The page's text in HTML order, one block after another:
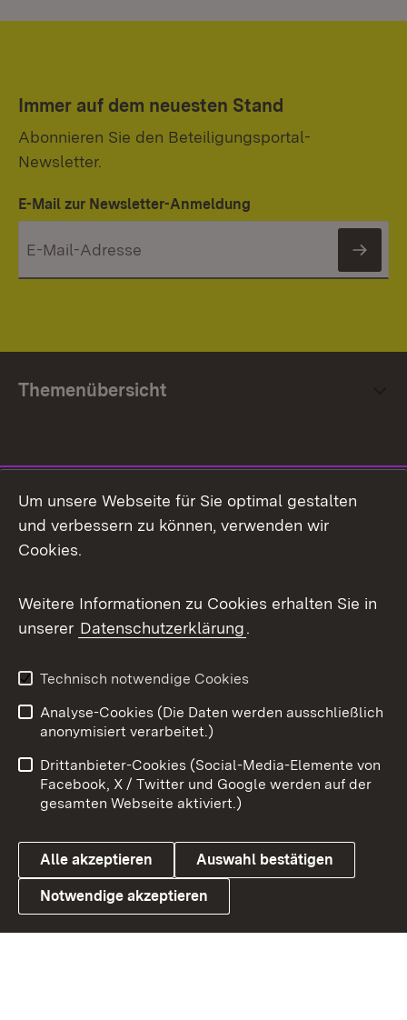
Immer auf dem neuesten Stand
Abonnieren Sie den Beteiligungsportal-
Newsletter.
E-Mail zur Newsletter-Anmeldung
Themenübersicht
Facebook
X / Twitter
Youtube
Link zum Landesportal
Impressum
Kontakt
Barrierefreiheit
Datenschutz
Cookies
Um unsere Webseite für Sie optimal gestalten
und verbessern zu können, verwenden wir
Cookies.
Weitere Informationen zu Cookies erhalten Sie in
unserer Datenschutzerklärung.
Technisch notwendige Cookies
Analyse-Cookies (Die Daten werden ausschließlich
anonymisiert verarbeitet.)
Drittanbieter-Cookies (Social-Media-Elemente von
Facebook, X / Twitter und Google werden auf der
gesamten Webseite aktiviert.)
Alle akzeptieren Auswahl bestätigen
Notwendige akzeptieren